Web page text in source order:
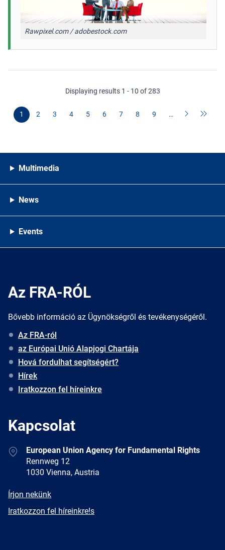
Rawpixel.com / adobestock.com
Displaying results 1 - 10 of 283
1 2 3 4 5 6 7 8 9 …
Multimedia
News
Events
Az FRA-RÓL
Bővebb információ az Ügynökségről és tevékenységéről.
Az FRA-ról
az Európai Unió Alapjogi Chartája
Hová fordulhat segítségért?
Hírek
Iratkozzon fel híreinkre
Kapcsolat
AddressEuropean Union Agency for Fundamental Rights
Rennweg 12
1030 Vienna, Austria
E-
Írjon nekünk
Newsletter
Iratkozzon fel híreinkre!s